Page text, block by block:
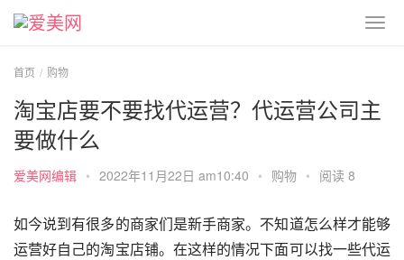
首页 购物
淘宝店要不要找代运营？代运营公司主
要做什么
爱美网编辑 • 2022年11月22日 am10:40 • 购物 • 阅读 8
如今说到有很多的商家们是新手商家。不知道怎么样才能够
运营好自己的淘宝店铺。在这样的情况下面可以找一些代运